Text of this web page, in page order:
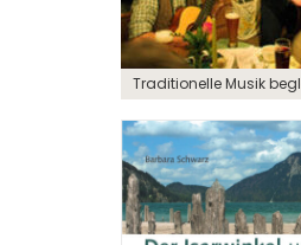
Traditionelle Musik